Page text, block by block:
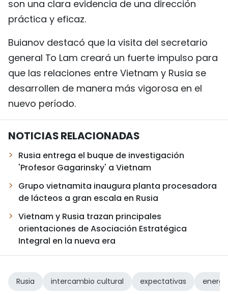
son una clara evidencia de una dirección
práctica y eficaz.
Buianov destacó que la visita del secretario
general To Lam creará un fuerte impulso para
que las relaciones entre Vietnam y Rusia se
desarrollen de manera más vigorosa en el
nuevo período.
NOTICIAS RELACIONADAS
Rusia entrega el buque de investigación
'Profesor Gagarinsky' a Vietnam
Grupo vietnamita inaugura planta procesadora
de lácteos a gran escala en Rusia
Vietnam y Rusia trazan principales
orientaciones de Asociación Estratégica
Integral en la nueva era
Rusia intercambio cultural expectativas